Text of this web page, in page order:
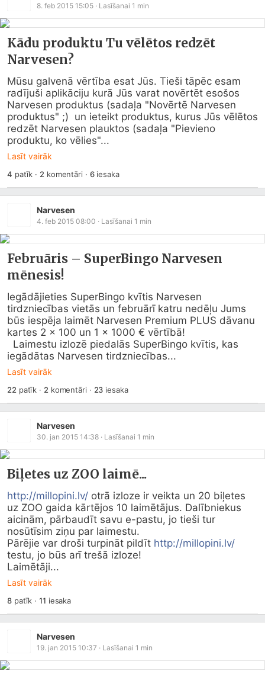
8. feb 2015 15:05 · Lasīšanai 1 min
Kādu produktu Tu vēlētos redzēt
Narvesen?
Mūsu galvenā vērtība esat Jūs. Tieši tāpēc esam
radījuši aplikāciju kurā Jūs varat novērtēt esošos
Narvesen produktus (sadaļa "Novērtē Narvesen
produktus" ;)  un ieteikt produktus, kurus Jūs vēlētos
redzēt Narvesen plauktos (sadaļa "Pievieno
produktu, ko vēlies"...
Lasīt vairāk
4 patīk · 2 komentāri · 6iesaka
Narvesen
4. feb 2015 08:00 · Lasīšanai 1 min
Februāris – SuperBingo Narvesen
mēnesis!
Iegādājieties SuperBingo kvītis Narvesen
tirdzniecības vietās un februārī katru nedēļu Jums
būs iespēja laimēt Narvesen Premium PLUS dāvanu
kartes 2 x 100 un 1 x 1000 € vērtībā!
iegādātas Narvesen tirdzniecības...
Lasīt vairāk
22 patīk · 2 komentāri · 23 iesaka
Narvesen
30. jan 2015 14:38 · Lasīšanai 1 min
Biļetes uz ZOO laimē...
http://millopini.lv/ otrā izloze ir veikta un 20 biļetes
uz ZOO gaida kārtējos 10 laimētājus. Dalībniekus
aicinām, pārbaudīt savu e-pastu, jo tieši tur
nosūtīsim ziņu par laimestu.
Pārējie var droši turpināt pildīt http://millopini.lv/
testu, jo būs arī trešā izloze!
Laimētāji...
Lasīt vairāk
8patīk ·11 iesaka
Narvesen
19. jan 2015 10:37 · Lasīšanai 1 min